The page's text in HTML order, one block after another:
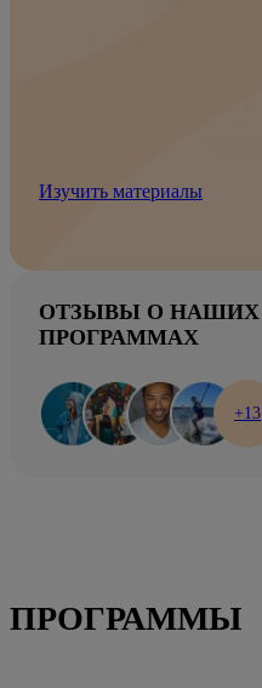
Изучить материалы
ОТЗЫВЫ О НАШИХ
ПРОГРАММАХ
+13
ПРОГРАММЫ